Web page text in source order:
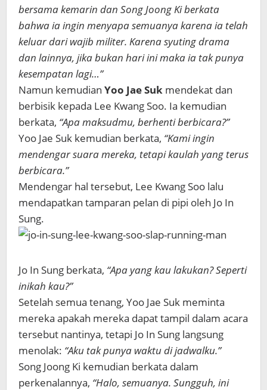
bersama kemarin dan Song Joong Ki berkata
bahwa ia ingin menyapa semuanya karena ia telah
keluar dari wajib militer. Karena syuting drama
dan lainnya, jika bukan hari ini maka ia tak punya
kesempatan lagi…”
Namun kemudian Yoo Jae Suk mendekat dan
berbisik kepada Lee Kwang Soo. Ia kemudian
berkata, “Apa maksudmu, berhenti berbicara?”
Yoo Jae Suk kemudian berkata, “Kami ingin
mendengar suara mereka, tetapi kaulah yang terus
berbicara.”
Mendengar hal tersebut, Lee Kwang Soo lalu
mendapatkan tamparan pelan di pipi oleh Jo In
Sung.
Jo In Sung berkata, “Apa yang kau lakukan? Seperti
inikah kau?”
Setelah semua tenang, Yoo Jae Suk meminta
mereka apakah mereka dapat tampil dalam acara
tersebut nantinya, tetapi Jo In Sung langsung
menolak: “Aku tak punya waktu di jadwalku.”
Song Joong Ki kemudian berkata dalam
perkenalannya, “Halo, semuanya. Sungguh, ini